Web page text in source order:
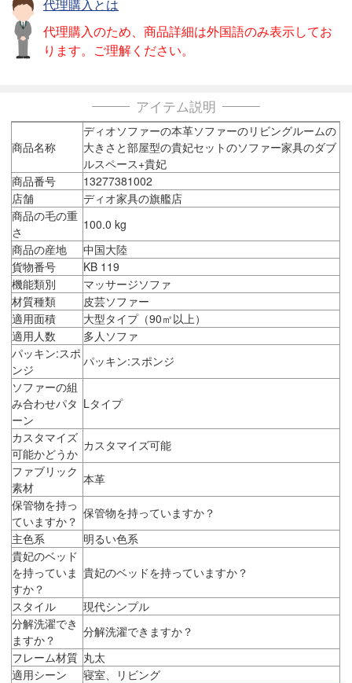
代理購入とは
代理購入のため、商品詳細は外国語のみ表示してお
ります。ご理解ください。
アイテム説明
商品名称
ディオソファーの本革ソファーのリビングルームの
大きさと部屋型の貴妃セットのソファー家具のダブ
ルスペース+貴妃
商品番号
13277381002
店舗
ディオ家具の旗艦店
商品の毛の重
さ
100.0 kg
商品の産地
中国大陸
貨物番号
KB 119
機能類別
マッサージソファ
材質種類
皮芸ソファー
適用面積
大型タイプ（90㎡以上）
適用人数
多人ソファ
パッキン:スポ
ンジ
パッキン:スポンジ
ソファーの組
み合わせパタ
ーン
Lタイプ
カスタマイズ
可能かどうか
カスタマイズ可能
ファブリック
素材
本革
保管物を持っ
ていますか？
保管物を持っていますか？
主色系
明るい色系
貴妃のベッド
を持っていま
すか？
貴妃のベッドを持っていますか？
スタイル
現代シンプル
分解洗濯でき
ますか？
分解洗濯できますか？
フレーム材質 丸太
適用シーン
寝室、リビング